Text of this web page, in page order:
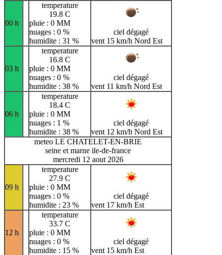
00 h
temperature
19.8 C
pluie : 0 MM
nuages : 0 %
humidite : 31 %
ciel dégagé
vent 15 km/h Nord Est
03 h
temperature
16.8 C
pluie : 0 MM
nuages : 0 %
humidite : 38 %
ciel dégagé
vent 11 km/h Nord Est
06 h
temperature
18.4 C
pluie : 0 MM
nuages : 1 %
humidite : 38 %
ciel dégagé
vent 12 km/h Nord Est
meteo LE CHATELET-EN-BRIE
seine et marne ile-de-france
mercredi 12 aout 2026
09 h
temperature
27.9 C
pluie : 0 MM
nuages : 0 %
humidite : 23 %
ciel dégagé
vent 17 km/h Est
12 h
temperature
33.7 C
pluie : 0 MM
nuages : 0 %
humidite : 15 %
ciel dégagé
vent 15 km/h Est